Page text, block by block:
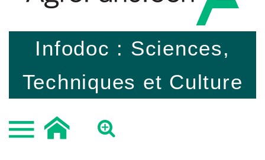
Infodoc : Sciences,
Techniques et Culture